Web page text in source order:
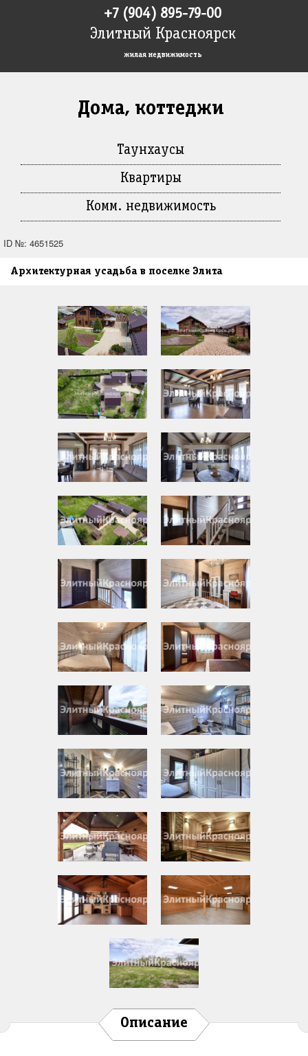
Элитный Красноярск
жилая недвижимость
+7 (904) 895-79-00
Дома, коттеджи
Таунхаусы
Квартиры
Комм. недвижимость
ID №: 4651525
Архитектурная усадьба в поселке Элита
Описание